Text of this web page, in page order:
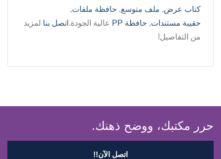
كتاب عرض, ملف متوسع, حافظة ملفات,
حقيبة مستندات, حافظة PP عالية الجودة. اتصل بنا لمزيد
من التفاصيل!
حرر مكتبك، ووضح ذهنك.
اتصل الآن!!